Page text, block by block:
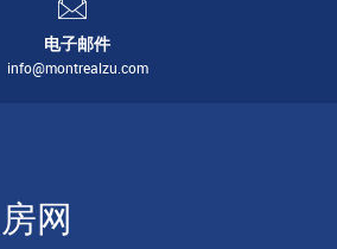
电子邮件
info@montrealzu.com
网